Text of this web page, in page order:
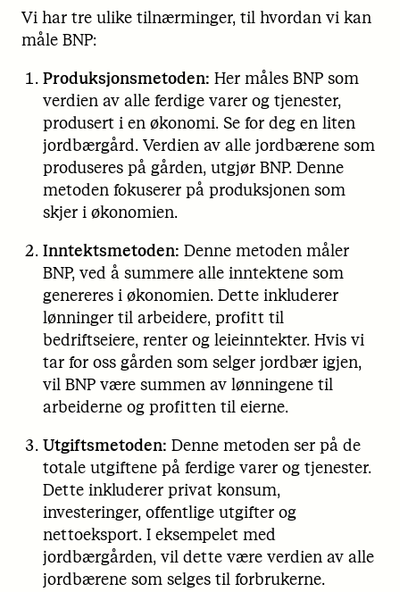
Vi har tre ulike tilnærminger, til hvordan vi kan
måle BNP:
Produksjonsmetoden: Her måles BNP som
verdien av alle ferdige varer og tjenester,
produsert i en økonomi. Se for deg en liten
jordbærgård. Verdien av alle jordbærene som
produseres på gården, utgjør BNP. Denne
metoden fokuserer på produksjonen som
skjer i økonomien.
Inntektsmetoden: Denne metoden måler
BNP, ved å summere alle inntektene som
genereres i økonomien. Dette inkluderer
lønninger til arbeidere, profitt til
bedriftseiere, renter og leieinntekter. Hvis vi
tar for oss gården som selger jordbær igjen,
vil BNP være summen av lønningene til
arbeiderne og profitten til eierne.
Utgiftsmetoden: Denne metoden ser på de
totale utgiftene på ferdige varer og tjenester.
Dette inkluderer privat konsum,
investeringer, offentlige utgifter og
nettoeksport. I eksempelet med
jordbærgården, vil dette være verdien av alle
jordbærene som selges til forbrukerne.